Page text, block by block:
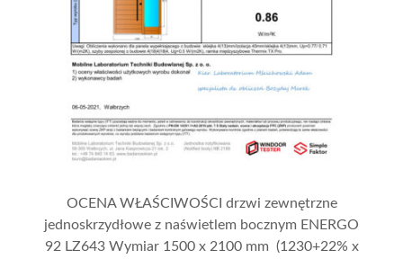
OCENA WŁAŚCIWOŚCI drzwi zewnętrzne
jednoskrzydłowe z naświetlem bocznym ENERGO
92 LZ643 Wymiar 1500 x 2100 mm (1230+22% x